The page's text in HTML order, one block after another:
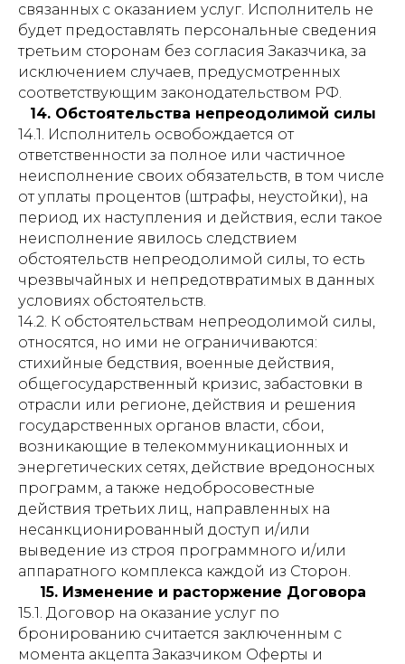
связанных с оказанием услуг. Исполнитель не
будет предоставлять персональные сведения
третьим сторонам без согласия Заказчика, за
исключением случаев, предусмотренных
соответствующим законодательством РФ.
14. Обстоятельства непреодолимой силы
14.1. Исполнитель освобождается от
ответственности за полное или частичное
неисполнение своих обязательств, в том числе
от уплаты процентов (штрафы, неустойки), на
период их наступления и действия, если такое
неисполнение явилось следствием
обстоятельств непреодолимой силы, то есть
чрезвычайных и непредотвратимых в данных
условиях обстоятельств.
14.2. К обстоятельствам непреодолимой силы,
относятся, но ими не ограничиваются:
стихийные бедствия, военные действия,
общегосударственный кризис, забастовки в
отрасли или регионе, действия и решения
государственных органов власти, сбои,
возникающие в телекоммуникационных и
энергетических сетях, действие вредоносных
программ, а также недобросовестные
действия третьих лиц, направленных на
несанкционированный доступ и/или
выведение из строя программного и/или
аппаратного комплекса каждой из Сторон.
15. Изменение и расторжение Договора
15.1. Договор на оказание услуг по
бронированию считается заключенным с
момента акцепта Заказчиком Оферты и